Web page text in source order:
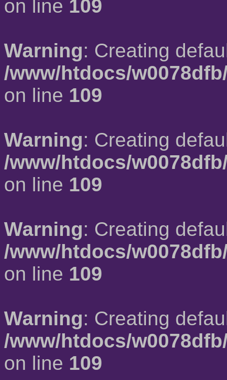
on line 109
Warning: Creating
/www/htdocs/
on line 109
Warning: Creating
/www/htdocs/
on line 109
Warning: Creating
/www/htdocs/
on line 109
Warning: Creating
/www/htdocs/
on line 109